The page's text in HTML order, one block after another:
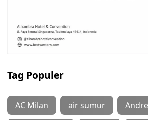
Tag Populer
AC Milan air sumur